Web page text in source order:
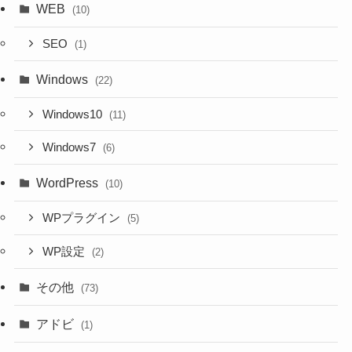
WEB (10)
SEO (1)
Windows (22)
Windows10 (11)
Windows7 (6)
WordPress (10)
WPプラグイン (5)
WP設定 (2)
その他 (73)
アドビ (1)